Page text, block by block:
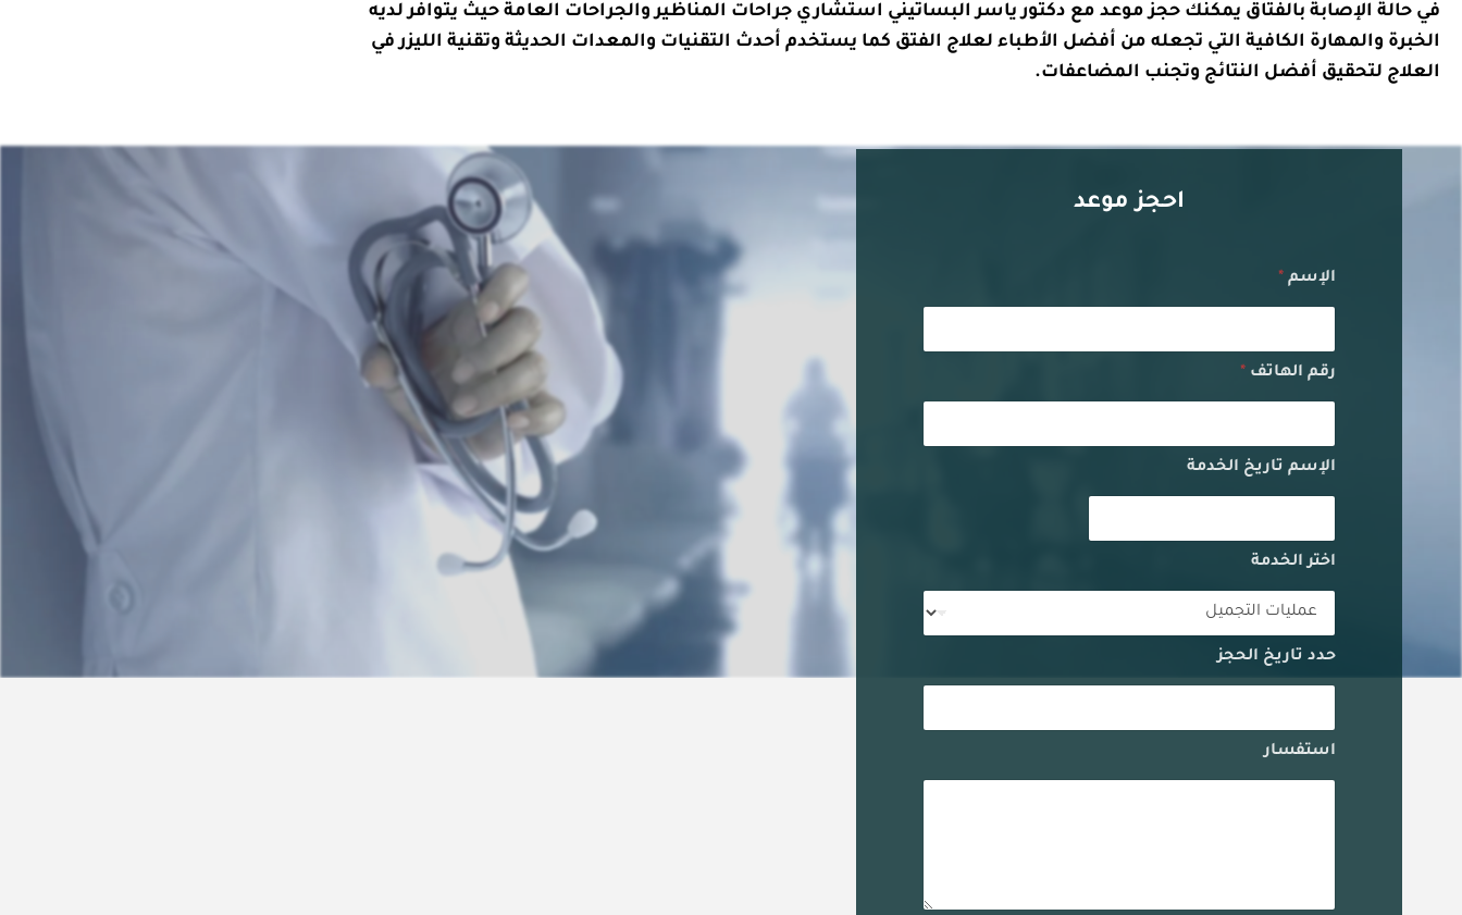
في حالة الإصابة بالفتاق يمكنك حجز موعد مع دكتور ياسر البساتيني استشاري جراحات المناظير والجراحات العامة حيث يتوافر لديه
الخبرة والمهارة الكافية التي تجعله من أفضل الأطباء لعلاج الفتق كما يستخدم أحدث التقنيات والمعدات الحديثة وتقنية الليزر في
العلاج لتحقيق أفضل النتائج وتجنب المضاعفات.
احجز موعد
الإسم *
رقم الهاتف *
الإسم تاريخ الخدمة
اختر الخدمة
حدد تاريخ الحجز
استفسار